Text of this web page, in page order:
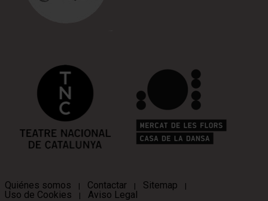
Quiénes somos | Contactar | Sitemap |
Uso de Cookies | Aviso Legal